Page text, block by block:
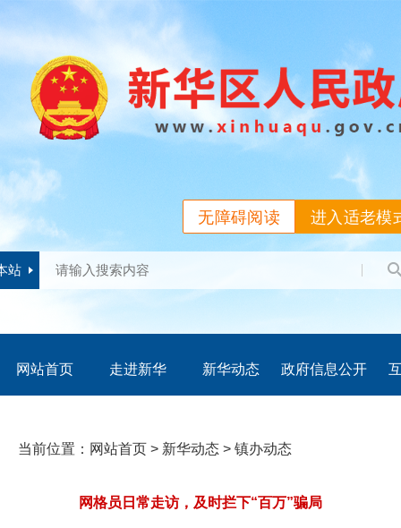
进入适老模
无障碍阅读
站
网站首页 走进新华 新华动态 政府信息公开
当前位置： 网站首页 > 新华动态 > 镇办动态
网格员日常走访，及时拦下“百万”骗局